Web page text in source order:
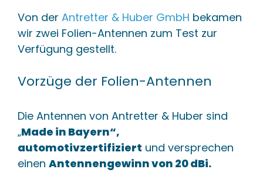
Von der Antretter & Huber GmbH bekamen
wir zwei Folien-Antennen zum Test zur
Verfügung gestellt.
Vorzüge der Folien-Antennen
Die Antennen von Antretter & Huber sind
„Made in Bayern“,
automotivzertifiziert und versprechen
einen Antennengewinn von 20 dBi.